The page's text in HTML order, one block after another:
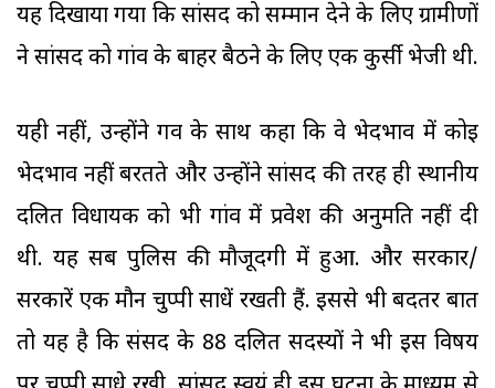
यह दिखाया गया कि सांसद को सम्मान देने के लिए ग्रामीणों
ने सांसद को गांव के बाहर बैठने के लिए एक कुर्सी भेजी थी.
यही नहीं, उन्होंने गर्व के साथ कहा कि वे भेदभाव में कोई
भेदभाव नहीं बरतते और उन्होंने सांसद की तरह ही स्थानीय
दलित विधायक को भी गांव में प्रवेश की अनुमति नहीं दी
थी. यह सब पुलिस की मौजूदगी में हुआ. और सरकार/
सरकारें एक मौन चुप्पी साधें रखती हैं. इससे भी बदतर बात
तो यह है कि संसद के 88 दलित सदस्यों ने भी इस विषय